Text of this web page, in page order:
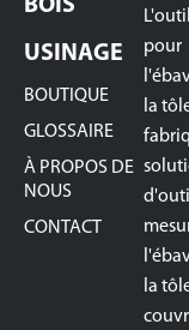
BOIS
USINAGE
BOUTIQUE
GLOSSAIRE
À PROPOS DE
NOUS
CONTACT
pour
la
la